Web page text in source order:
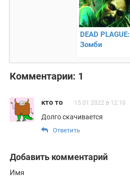
DEAD PLAGUE:
Зомби
Комментарии: 1
кто то 15.01.2022 в 12:10
Долго скачивается
Ответить
Добавить комментарий
Имя